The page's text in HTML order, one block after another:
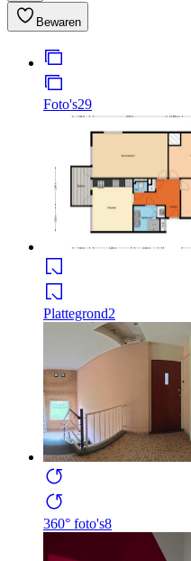
Bewaren
Foto's29
Plattegrond2
360° foto's8